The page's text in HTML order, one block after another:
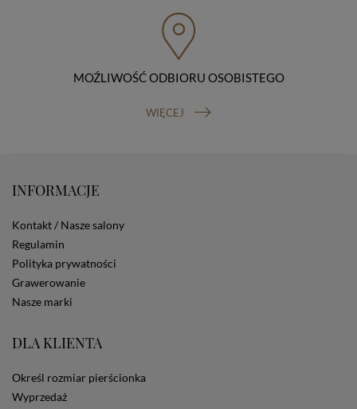
organu nadzorczego (Prezesa Urzędu Ochrony Danych
Osobowych, ul. Stawki 2, 00-193 Warszawa) oraz
prawo do cofnięcia zgody na przetwarzanie danych
osobowych (masz prawo cofnięcia zgody na
przetwarzanie danych w dowolnym momencie;
przetwarzania, którego dokonano na podstawie Twojej
zgody przed jej cofnięciem). W celu wykonania swoich
nie podasz danych, nie będziesz mógł przeglądać
zawartości naszej strony
Zautomatyzowane podejmowanie decyzji
Na stronie Sklepu są wykorzystywane pliki cookies.
Stosowane są one w celach zapewnienia maksymalnej
wygody wszystkich użytkowników (w tym Kupujących)
przy korzystaniu ze Sklepu (zapamiętywanie
preferencji i ustawień na stronie, zbieranie
anonimowych danych dla celów reklamowych i
portale społecznościowe, np. Facebook). Korzystanie
dotyczących cookies oznacza, że będą one
zamieszczane w urządzeniu końcowym każdego
użytkownika. Jeżeli użytkownik nie wyraża zgody na
MOŹLIWOŚĆ ODBIORU OSOBISTEGO
WIĘCEJ
INFORMACJE
Kontakt / Nasze salony
Regulamin
Polityka prywatności
Grawerowanie
Nasze marki
DLA KLIENTA
Określ rozmiar pierścionka
Wyprzedaż